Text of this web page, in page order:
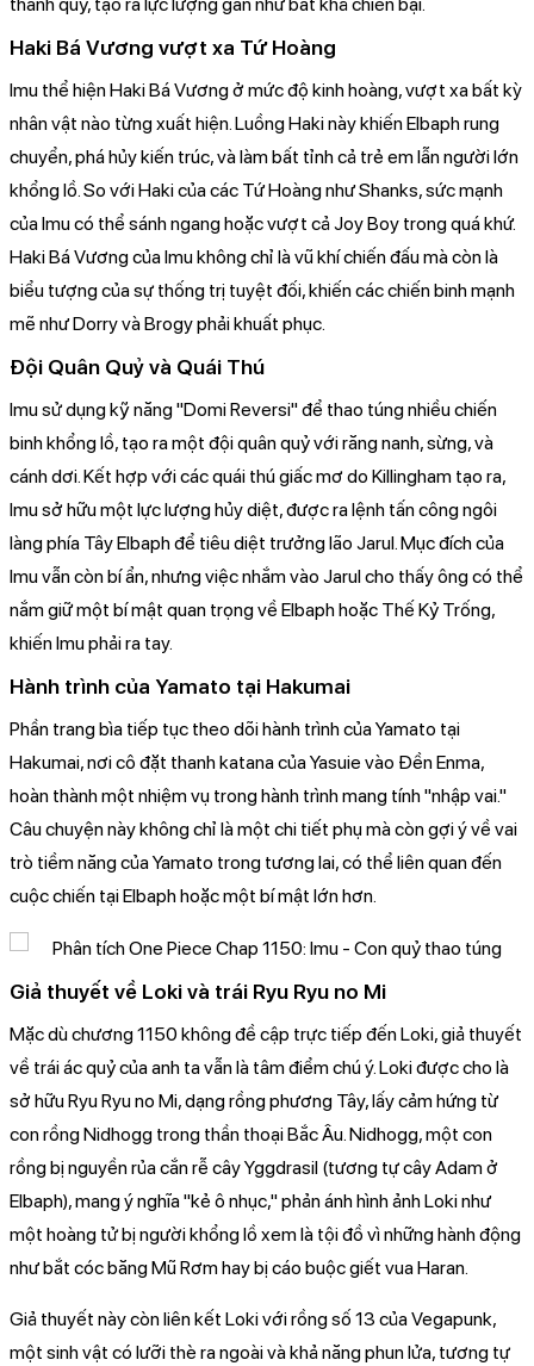
Haki Bá Vương vượt xa Tứ Hoàng
Imu thể hiện Haki Bá Vương ở mức độ kinh hoàng, vượt xa bất kỳ
nhân vật nào từng xuất hiện. Luồng Haki này khiến Elbaph rung
chuyển, phá hủy kiến trúc, và làm bất tỉnh cả trẻ em lẫn người lớn
khổng lồ. So với Haki của các Tứ Hoàng như Shanks, sức mạnh
của Imu có thể sánh ngang hoặc vượt cả Joy Boy trong quá khứ.
Haki Bá Vương của Imu không chỉ là vũ khí chiến đấu mà còn là
biểu tượng của sự thống trị tuyệt đối, khiến các chiến binh mạnh
mẽ như Dorry và Brogy phải khuất phục.
Đội Quân Quỷ và Quái Thú
Imu sử dụng kỹ năng "Domi Reversi" để thao túng nhiều chiến
binh khổng lồ, tạo ra một đội quân quỷ với răng nanh, sừng, và
cánh dơi. Kết hợp với các quái thú giấc mơ do Killingham tạo ra,
Imu sở hữu một lực lượng hủy diệt, được ra lệnh tấn công ngôi
làng phía Tây Elbaph để tiêu diệt trưởng lão Jarul. Mục đích của
Imu vẫn còn bí ẩn, nhưng việc nhắm vào Jarul cho thấy ông có thể
nắm giữ một bí mật quan trọng về Elbaph hoặc Thế Kỷ Trống,
khiến Imu phải ra tay.
Hành trình của Yamato tại Hakumai
Phần trang bìa tiếp tục theo dõi hành trình của Yamato tại
Hakumai, nơi cô đặt thanh katana của Yasuie vào Đền Enma,
hoàn thành một nhiệm vụ trong hành trình mang tính "nhập vai."
Câu chuyện này không chỉ là một chi tiết phụ mà còn gợi ý về vai
trò tiềm năng của Yamato trong tương lai, có thể liên quan đến
cuộc chiến tại Elbaph hoặc một bí mật lớn hơn.
Giả thuyết về Loki và trái Ryu Ryu no Mi
Mặc dù chương 1150 không đề cập trực tiếp đến Loki, giả thuyết
về trái ác quỷ của anh ta vẫn là tâm điểm chú ý. Loki được cho là
sở hữu Ryu Ryu no Mi, dạng rồng phương Tây, lấy cảm hứng từ
con rồng Nidhogg trong thần thoại Bắc Âu. Nidhogg, một con
rồng bị nguyền rủa cắn rễ cây Yggdrasil (tương tự cây Adam ở
Elbaph), mang ý nghĩa "kẻ ô nhục," phản ánh hình ảnh Loki như
một hoàng tử bị người khổng lồ xem là tội đồ vì những hành động
như bắt cóc băng Mũ Rơm hay bị cáo buộc giết vua Haran.
Giả thuyết này còn liên kết Loki với rồng số 13 của Vegapunk,
một sinh vật có lưỡi thè ra ngoài và khả năng phun lửa, tương tự